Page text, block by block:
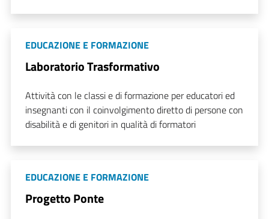
EDUCAZIONE E FORMAZIONE
Laboratorio Trasformativo
Attività con le classi e di formazione per educatori ed
insegnanti con il coinvolgimento diretto di persone con
disabilità e di genitori in qualità di formatori
EDUCAZIONE E FORMAZIONE
Progetto Ponte